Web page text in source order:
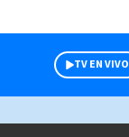
TV EN VIVO